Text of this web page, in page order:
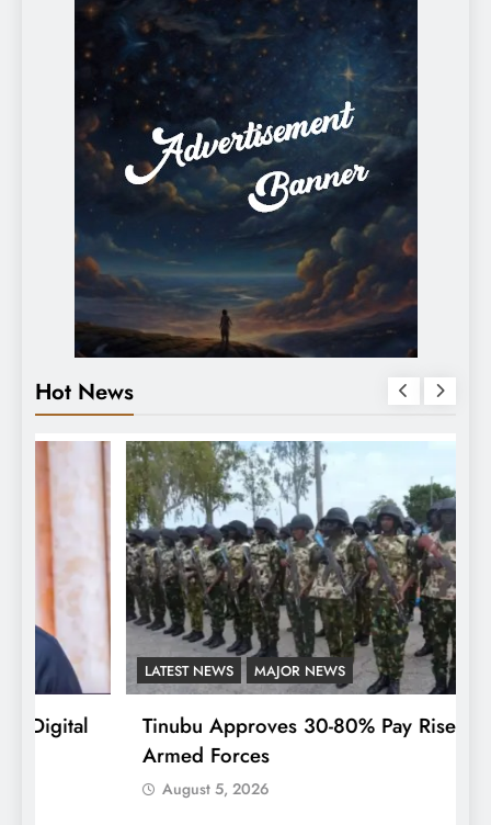
Hot News
LATEST NEWS MAJOR NEWS
Tinubu Approves 30-80% Pay Rise For
Armed Forces
August 5, 2026